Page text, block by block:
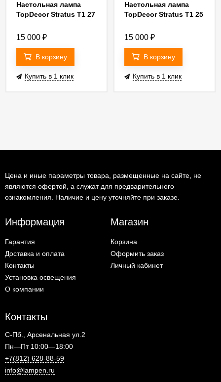
Настольная лампа
TopDecor Stratus T1 27
15 000 ₽
В корзину
Купить в 1 клик
Настольная лампа
TopDecor Stratus T1 25
15 000 ₽
В корзину
Купить в 1 клик
Цена и иные параметры товара, размещенные на сайте, не
являются офертой, а служат для предварительного
ознакомления. Наличие и цену уточняйте при заказе.
Информация
Гарантия
Доставка и оплата
Контакты
Установка освещения
О компании
Магазин
Корзина
Оформить заказ
Личный кабинет
Контакты
С-Пб., Арсенальная ул.2
Пн—Пт 10:00—18:00
+7(812) 628-88-59
info@lampen.ru